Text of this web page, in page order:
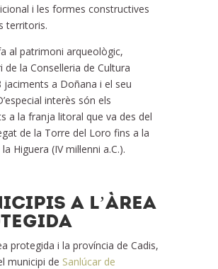
i les formes constructives
territoris.
al patrimoni arqueològic,
de la Conselleria de Cultura
jaciments a Doñana i el seu
interès són els
a la franja litoral que va des del
de la Torre del Loro fins a la
Higuera (IV mil·lenni a.C.).
A L’ÀREA
protegida i la província de Cadis,
municipi de Sanlúcar de